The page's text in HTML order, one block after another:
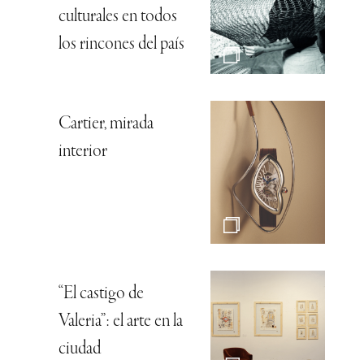
culturales en todos
los rincones del país
Cartier, mirada
interior
“El castigo de
Valeria”: el arte en la
ciudad